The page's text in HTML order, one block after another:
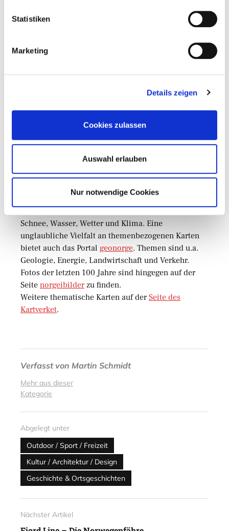
Statistiken
Marketing
Details zeigen
Cookies zulassen
Auswahl erlauben
Nur notwendige Cookies
besitzt eine nahezu einzigartige Sammlung an
digitalen Museum
online anzuschauen.
Norwegische Onlinekarten sind zahlreich vertreten
und haben eine hohe Qualität. Ich persönlich finde
diese teilweise besser als Google Maps und Open
Führend sindnorgeskart.nodes Kartverket und die
Karte. Diese decken nur Norwegen ab. Auf
ist der ganze Norden zu sehen.
Schnee, Wasser, Wetter und Klima. Eine
unglaubliche Vielfalt an themenbezogenen Karten
bietet auch das Portal geonorge. Themen sind u.a.
Geologie, Energie, Landwirtschaft und Verkehr.
Fotos der letzten 100 Jahre sind hingegen auf der
Seite norgeibilder zu finden.
Weitere thematische Karten auf derSeite des
Kartverket.
Verfasst von Martin Schmidt
Mehr aus dieser
Kategorie
Abgelegt unter
Outdoor / Sport / Freizeit
Kultur / Architektur / Design
Geschichte & Ortsgeschichten
Nächster Artikel